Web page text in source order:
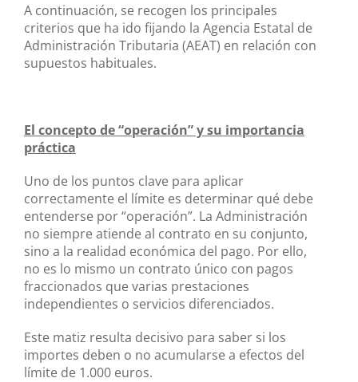
A continuación, se recogen los principales
criterios que ha ido fijando la Agencia Estatal de
Administración Tributaria (AEAT) en relación con
supuestos habituales.
El concepto de “operación” y su importancia
práctica
Uno de los puntos clave para aplicar
correctamente el límite es determinar qué debe
entenderse por “operación”. La Administración
no siempre atiende al contrato en su conjunto,
sino a la realidad económica del pago. Por ello,
no es lo mismo un contrato único con pagos
fraccionados que varias prestaciones
independientes o servicios diferenciados.
Este matiz resulta decisivo para saber si los
importes deben o no acumularse a efectos del
límite de 1.000 euros.